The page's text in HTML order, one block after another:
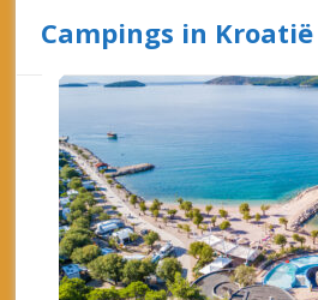
Campings in Kroatië